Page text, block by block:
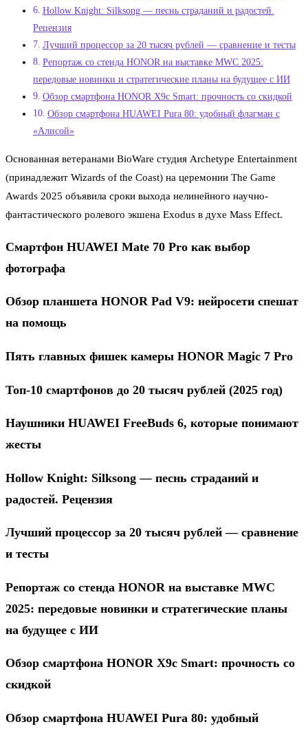
Hollow Knight: Silksong — песнь страданий и радостей.
Рецензия
Лучший процессор за 20 тысяч рублей — сравнение и тесты
Репортаж со стенда HONOR на выставке MWC 2025:
передовые новинки и стратегические планы на будущее с ИИ
Обзор смартфона HONOR X9c Smart: прочность со скидкой
Обзор смартфона HUAWEI Pura 80: удобный флагман с
«Алисой»
Основанная ветеранами BioWare студия Archetype Entertainment
(принадлежит Wizards of the Coast) на церемонии The Game
Awards 2025 объявила сроки выхода нелинейного научно-
фантастического ролевого экшена Exodus в духе Mass Effect.
Смартфон HUAWEI Mate 70 Pro как выбор
фотографа
Обзор планшета HONOR Pad V9: нейросети спешат
на помощь
Пять главных фишек камеры HONOR Magic 7 Pro
Топ-10 смартфонов до 20 тысяч рублей (2025 год)
Наушники HUAWEI FreeBuds 6, которые понимают
жесты
Hollow Knight: Silksong — песнь страданий и
радостей. Рецензия
Лучший процессор за 20 тысяч рублей — сравнение
и тесты
Репортаж со стенда HONOR на выставке MWC
2025: передовые новинки и стратегические планы
на будущее с ИИ
Обзор смартфона HONOR X9c Smart: прочность со
скидкой
Обзор смартфона HUAWEI Pura 80: удобный